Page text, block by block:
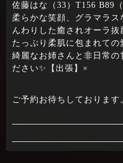
佐藤はな（33）T156 B89
柔らかな笑顔、グラマラ
んわりした癒されオーラ
たっぷり柔肌に包まれての
綺麗なお姉さんと非日常の
ださい✨【出張】×
ご予約お待ちしておりま